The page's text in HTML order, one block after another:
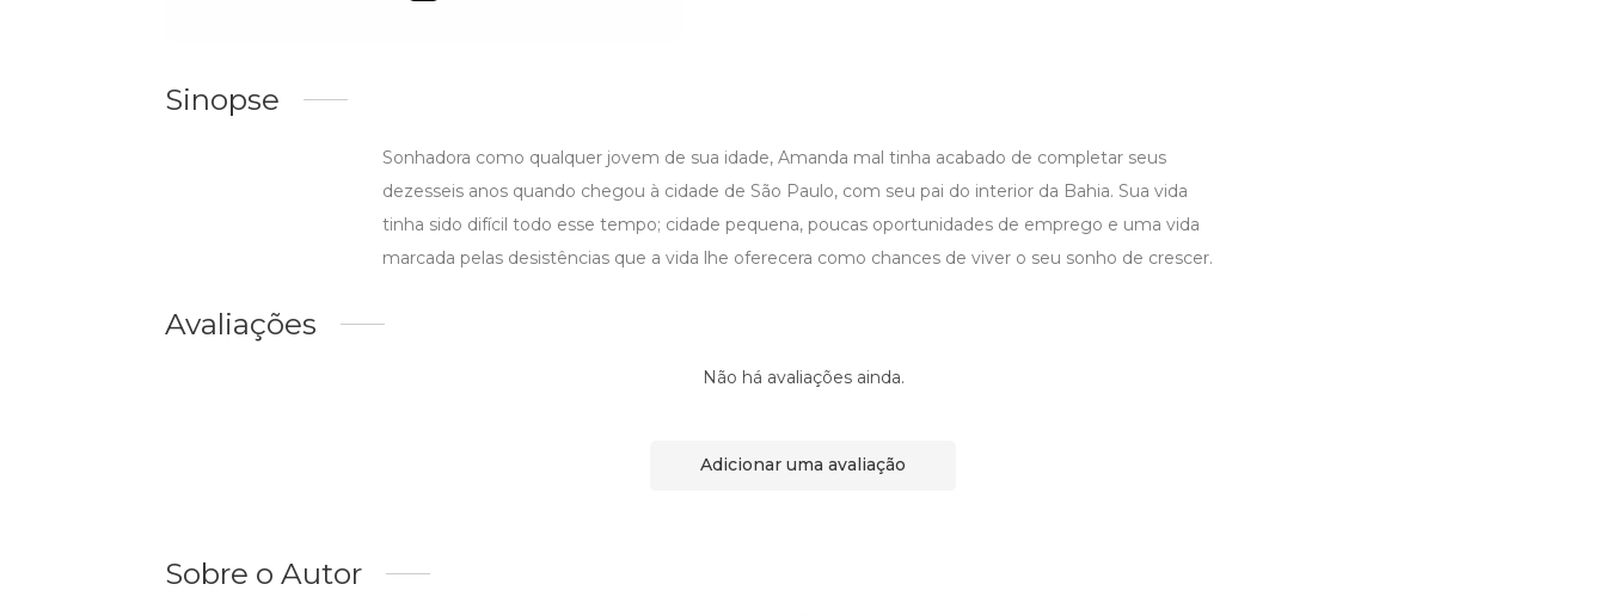
Sinopse
Sonhadora como qualquer jovem de sua idade, Amanda mal tinha acabado de completar seus
dezesseis anos quando chegou à cidade de São Paulo, com seu pai do interior da Bahia. Sua vida
tinha sido difícil todo esse tempo; cidade pequena, poucas oportunidades de emprego e uma vida
marcada pelas desistências que a vida lhe oferecera como chances de viver o seu sonho de crescer.
Avaliações
Não há avaliações ainda.
Adicionar uma avaliação
Sobre o Autor